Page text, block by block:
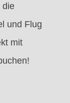
die
und Flug
mit